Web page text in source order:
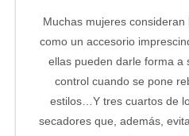
Muchas mujeres
como un accesorio
ellas pueden darle forma a
control cuando se pone
estilos…Y tres cuartos de
secadores que, además,